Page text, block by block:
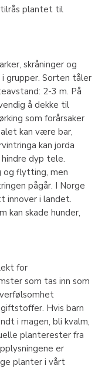
tilrås plantet til
skråninger og
grupper. Sorten tåler
2-3 m. På
å dekke til
som forårsaker
kan være bar,
kan jorda
dyp tele.
og flytting, men
pågår. I Norge
innover i landet.
kan skade hunder,
for
som tas inn som
Hvis barn
i magen, bli kvalm,
planterester fra
er
planter i vårt